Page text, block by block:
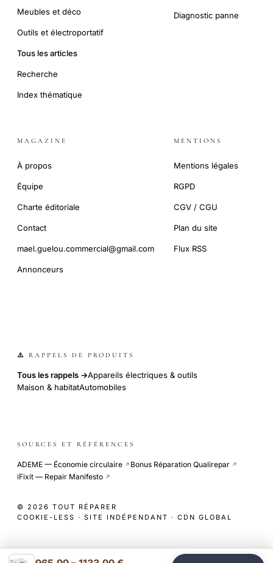
Meubles et déco
Outils et électroportatif
Tous les articles
Recherche
Index thématique
Diagnostic panne
MAGAZINE
À propos
Équipe
Charte éditoriale
Contact
mael.guelou.commercial@gmail.com
Annonceurs
MENTIONS
Mentions légales
RGPD
CGV / CGU
Plan du site
Flux RSS
⚠️ RAPPELS DE PRODUITS
Tous les rappels →Appareils électriques & outils
Maison & habitatAutomobiles
SOURCES ET RÉFÉRENCES
ADEME — Économie circulaire ↗ Bonus Réparation Qualirepar ↗
iFixit — Repair Manifesto ↗
© 2026 TOUT RÉPARER
COOKIE-LESS · SITE INDÉPENDANT · CDN GLOBAL